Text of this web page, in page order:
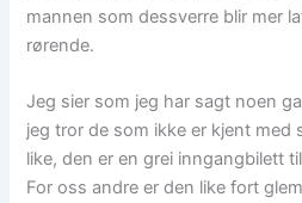
mannen som dessverre blir mer
rørende.
Jeg sier som jeg har sagt noen
jeg tror de som ikke er kjent med
like, den er en grei inngangbilett
For oss andre er den like fort